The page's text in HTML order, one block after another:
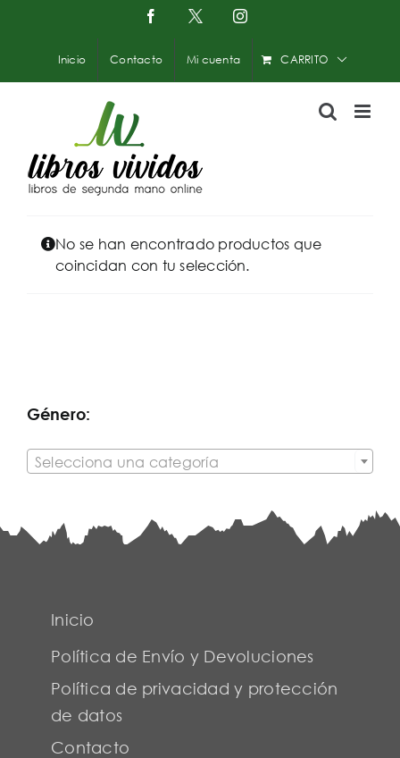
contenido
Facebook
X
Instagram
Inicio Contacto Mi cuenta CARRITO
No se han encontrado productos que
coincidan con tu selección.
Género:
Selecciona una categoría
Inicio
Política de Envío y Devoluciones
Política de privacidad y protección
de datos
Contacto